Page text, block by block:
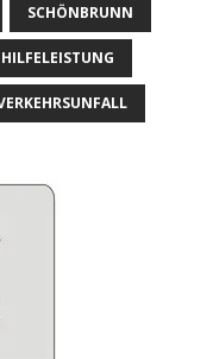
SCHÖNBRUNN